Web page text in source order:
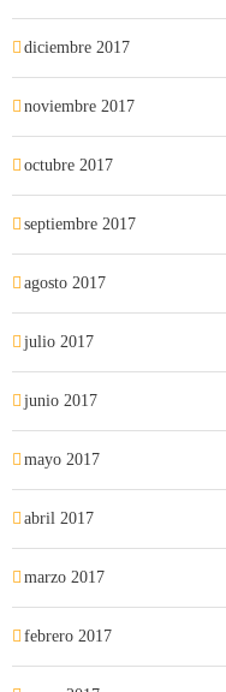
diciembre 2017
noviembre 2017
octubre 2017
septiembre 2017
agosto 2017
julio 2017
junio 2017
mayo 2017
abril 2017
marzo 2017
febrero 2017